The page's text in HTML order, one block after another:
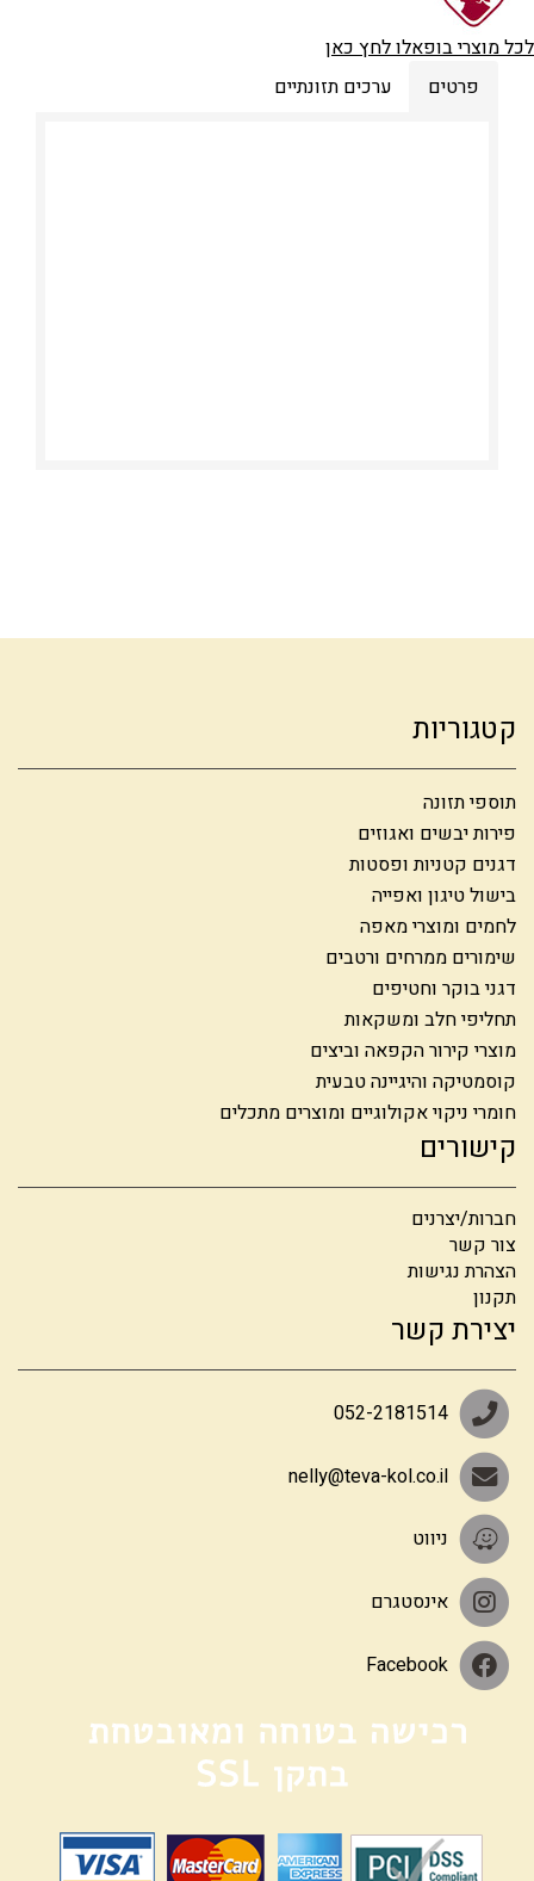
לכל מוצרי בופאלו לחץ כאן
פרטים
ערכים תזונתיים
קטגוריות
תוספי תזונה
פירות יבשים ואגוזים
דגנים קטניות ופסטות
בישול טיגון ואפייה
לחמים ומוצרי מאפה
שימורים ממרחים ורטבים
דגני בוקר וחטיפים
תחליפי חלב ומשקאות
מוצרי קירור הקפאה וביצים
קוסמטיקה והיגיינה טבעית
חומרי ניקוי אקולוגיים ומוצרים מתכלים
קישורים
חברות/יצרנים
צור קשר
הצהרת נגישות
תקנון
יצירת קשר
052-2181514
nelly@teva-kol.co.il
ניווט
אינסטגרם
Facebook